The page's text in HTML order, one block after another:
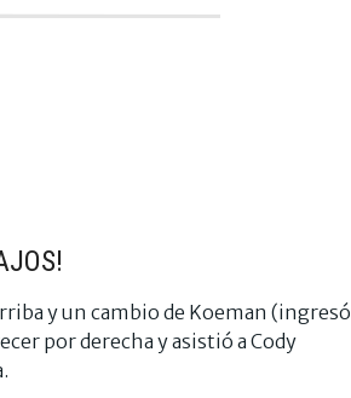
y un cambio de Koeman (ingresó
por derecha y asistió a Cody